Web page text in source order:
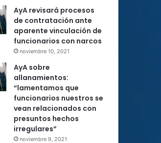
AyA revisará procesos
de contratación ante
aparente vinculación de
funcionarios con narcos
noviembre 10, 2021
AyA sobre
allanamientos:
“lamentamos que
funcionarios nuestros se
vean relacionados con
presuntos hechos
irregulares”
noviembre 9, 2021